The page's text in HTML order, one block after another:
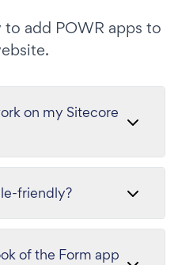
add POWR apps to
on my Sitecore
friendly?
the Form app